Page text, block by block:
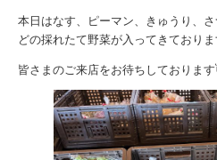
本日はなす、ピーマン、きゅうり、
どの採れたて野菜が入ってきておりま
皆さまのご来店をお待ちしておりま